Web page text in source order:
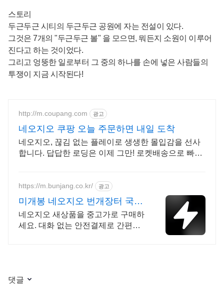
스토리
두근두근 시티의 두근두근 공원에 자는 전설이 있다.
그것은 7개의 "두근두근 볼" 을 모으면, 뭐든지 소원이 이루어
진다고 하는 것이었다.
그리고 엉뚱한 일로부터 그 중의 하나를 손에 넣은 사람들의
투쟁이 지금 시작된다!
http://m.coupang.com 광고
네오지오 쿠팡 오늘 주문하면 내일 도착
네오지오, 끊김 없는 플레이로 생생한 몰입감을 선사
합니다. 답답한 로딩은 이제 그만! 로켓배송으로 빠르
https://m.bunjang.co.kr/ 광고
미개봉 네오지오 번개장터 국내
최대 브랜드 중고거래
네오지오 새상품을 중고가로 구매하
세요. 대화 없는 안전결제로 간편하
댓글